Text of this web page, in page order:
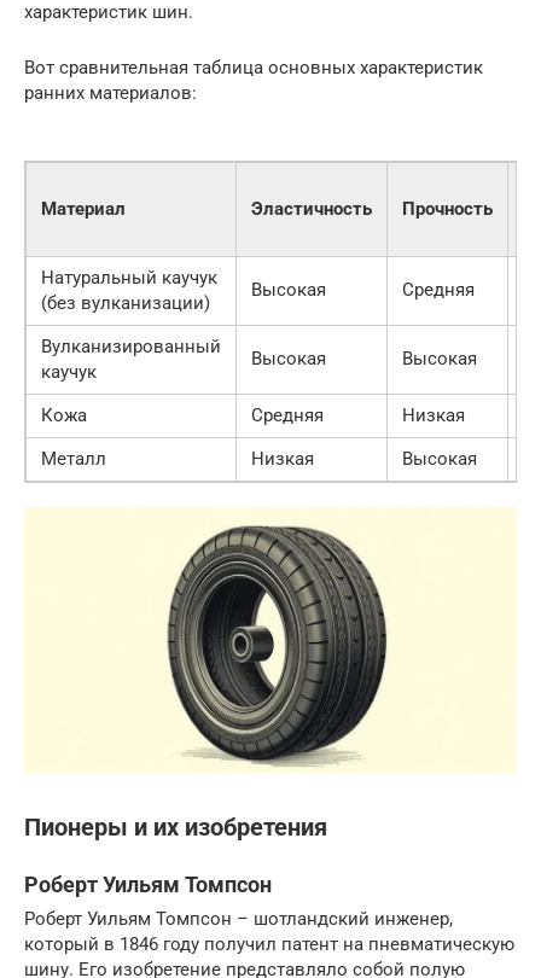
характеристик шин.
Вот сравнительная таблица основных характеристик
ранних материалов:
Материал Эластичность Прочность
Натуральный каучук
(без вулканизации)
Высокая Средняя
Вулканизированный
каучук
Высокая Высокая
Кожа Средняя Низкая
Металл
Низкая Высокая
Пионеры и их изобретения
Роберт Уильям Томпсон
Роберт Уильям Томпсон – шотландский инженер,
который в 1846 году получил патент на пневматическую
шину. Его изобретение представляло собой полую